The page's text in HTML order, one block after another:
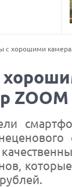
с хорошими
ZOOM